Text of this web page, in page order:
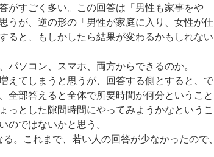
がすごく多い。この回答は「男性も家事をや
うが、逆の形の「男性が家庭に入り、女性が仕
ると、もしかしたら結果が変わるかもしれない
パソコン、スマホ、両方からできるのか。
えてしまうと思うが、回答する側とすると、で
全部答えると全体で所要時間が何分ということ
っとした隙間時間にやってみようかなというこ
のではないかと思う。
。これまで、若い人の回答が少なかったので、